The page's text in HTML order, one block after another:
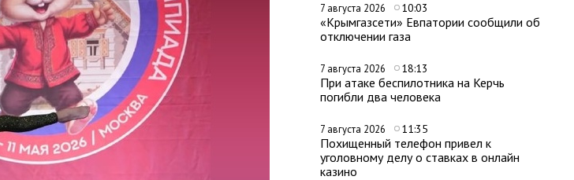
7 августа 2026 10:03
«Крымгазсети» Евпатории сообщили об
отключении газа
7 августа 2026 18:13
При атаке беспилотника на Керчь
погибли два человека
7 августа 2026 11:35
Похищенный телефон привел к
уголовному делу о ставках в онлайн
казино